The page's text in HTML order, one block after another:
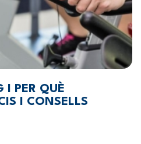
I PER QUÈ
I CONSELLS